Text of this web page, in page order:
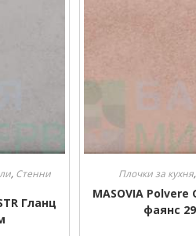
, Стенни
Гланц
Плочки за кухня,
MASOVIA Polvere
фаянс